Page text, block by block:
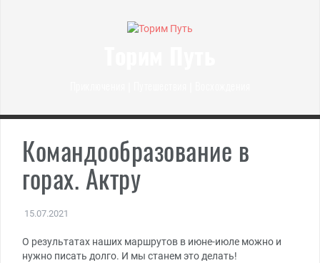
Командообразование в
горах. Актру
15.07.2021
О результатах наших маршрутов в июне-июле можно и
нужно писать долго. И мы станем это делать!